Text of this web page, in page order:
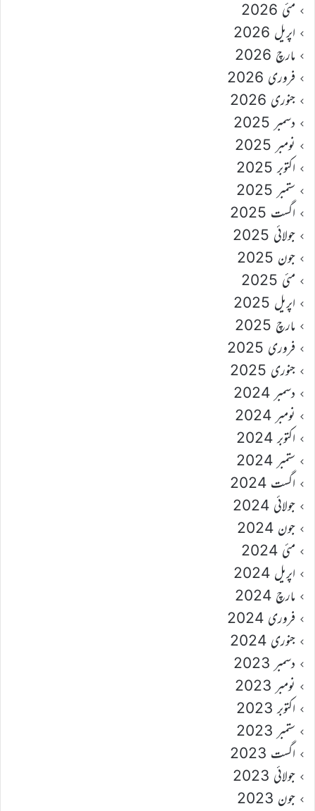
مئی 2026
اپریل 2026
مارچ 2026
فروری 2026
جنوری 2026
دسمبر 2025
نومبر 2025
اکتوبر 2025
ستمبر 2025
اگست 2025
جولائی 2025
جون 2025
مئی 2025
اپریل 2025
مارچ 2025
فروری 2025
جنوری 2025
دسمبر 2024
نومبر 2024
اکتوبر 2024
ستمبر 2024
اگست 2024
جولائی 2024
جون 2024
مئی 2024
اپریل 2024
مارچ 2024
فروری 2024
جنوری 2024
دسمبر 2023
نومبر 2023
اکتوبر 2023
ستمبر 2023
اگست 2023
جولائی 2023
جون 2023